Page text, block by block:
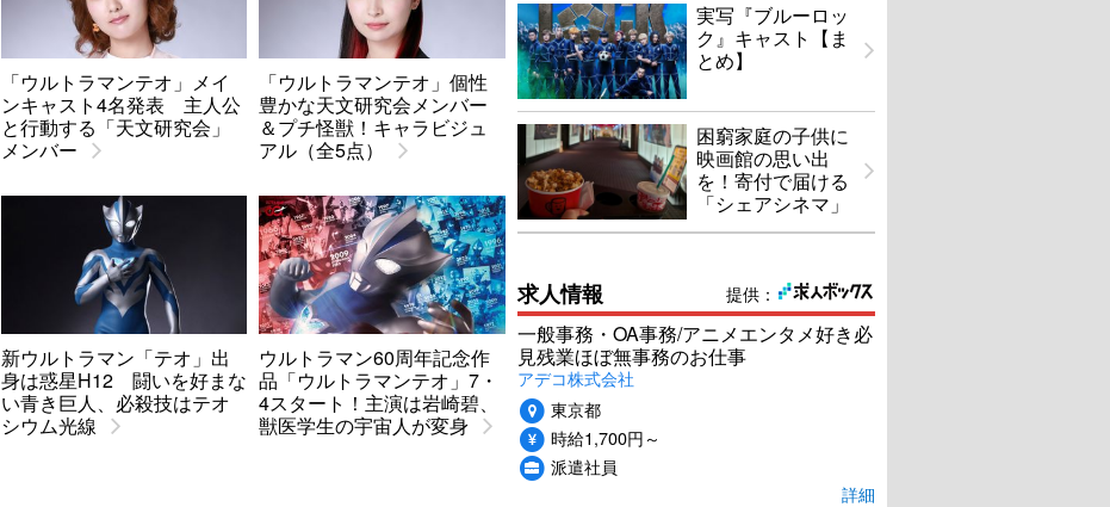
「ウルトラマンテオ」メイ
ンキャスト4名発表 主人公
と行動する「天文研究会」
メンバー
「ウルトラマンテオ」個性
豊かな天文研究会メンバー
＆プチ怪獣！キャラビジュ
アル（全5点）
新ウルトラマン「テオ」出
身は惑星H12 闘いを好まな
い青き巨人、必殺技はテオ
シウム光線
ウルトラマン60周年記念作
品「ウルトラマンテオ」7・
4スタート！主演は岩崎碧、
獣医学生の宇宙人が変身
実写『ブルーロッ
ク』キャスト【ま
とめ】
困窮家庭の子供に
映画館の思い出
を！寄付で届ける
「シェアシネマ」
提供：
求人情報
一般事務・OA事務/アニメエンタメ好き必
見残業ほぼ無事務のお仕事
アデコ株式会社
東京都
時給1,700円～
派遣社員
詳細